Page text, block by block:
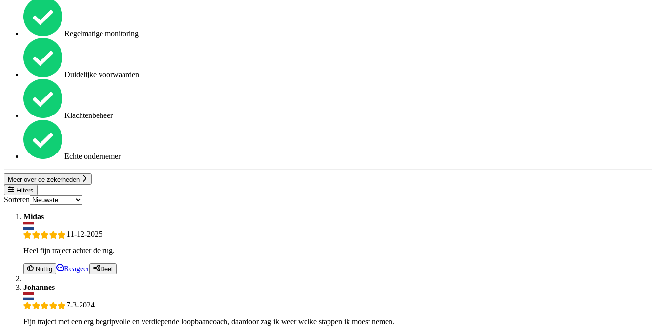
Regelmatige monitoring
Duidelijke voorwaarden
Klachtenbeheer
Echte ondernemer
Meer over de zekerheden
Filters
Sorteren
Midas
11-12-2025
Heel fijn traject achter de rug.
Nuttig Reageer Deel
Johannes
7-3-2024
Fijn traject met een erg begripvolle en verdiepende loopbaancoach, daardoor zag ik weer welke stappen ik moest nemen.